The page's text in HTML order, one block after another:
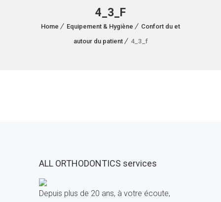
4_3_F
Home Equipement & Hygiène
Confort du et
autour du patient
4_3_f
ALL ORTHODONTICS services
Depuis plus de 20 ans, à votre écoute,